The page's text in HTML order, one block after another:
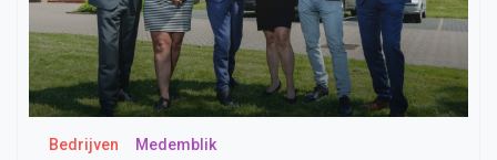
Bedrijven Medemblik